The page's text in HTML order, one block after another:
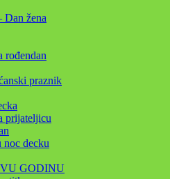
Dan žena
rođendan
praznik
prijateljicu
noc decku
GODINU